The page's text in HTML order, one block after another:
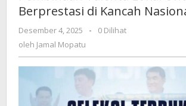
Out
Dukung
Pembinaan
Talenta
Berprestasi di Kancah
Desember 4, 2025
oleh
-
0 Dilihat
oleh Jamal Mopatu